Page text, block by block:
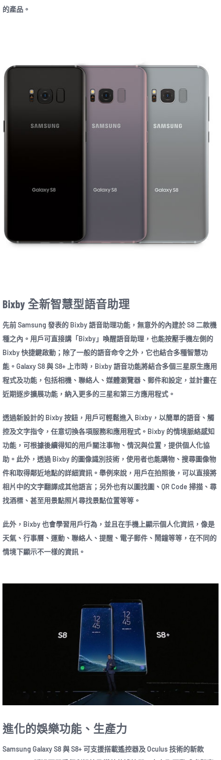
的產品。
Bixby 全新智慧型語音助理
先前 Samsung 發表的 Bixby 語音助理功能，無意外的內建於 S8 二款機
種之內。用戶可直接講「Bixby」喚醒語音助理，也能按壓手機左側的
Bixby 快捷鍵啟動；除了一般的語音命令之外，它也結合多種智慧功
能。Galaxy S8 與 S8+ 上市時，Bixby 語音功能將結合多個三星原生應用
程式及功能，包括相機、聯絡人、媒體瀏覽器、郵件和設定，並計畫在
近期逐步擴展功能，納入更多的三星和第三方應用程式。
透過新設計的 Bixby 按鈕，用戶可輕鬆進入 Bixby，以簡單的語音、觸
控及文字指令，任意切換各項服務和應用程式。Bixby 的情境脈絡感知
功能，可根據後續得知的用戶關注事物、情況與位置，提供個人化協
助。此外，透過 Bixby 的圖像識別技術，使用者也能購物、搜尋圖像物
件和取得鄰近地點的詳細資訊。舉例來說，用戶在拍照後，可以直接將
相片中的文字翻譯成其他語言；另外也有以圖找圖、QR Code 掃描、尋
找酒標、甚至用景點照片尋找景點位置等等。
此外，Bixby 也會學習用戶行為，並且在手機上顯示個人化資訊，像是
天氣、行事曆、運動、聯絡人、提醒、電子郵件、鬧鐘等等，在不同的
情境下顯示不一樣的資訊。
進化的娛樂功能、生產力
Samsung Galaxy S8 與 S8+ 可支援搭載遙控器及 Oculus 技術的新款